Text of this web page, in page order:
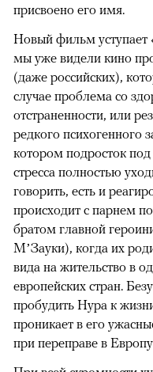
присвоено его имя.
Новый фильм уступает
мы уже видели кино
(даже российских),
случае проблема со
отстраненности, или
редкого психогенного
котором подросток
стресса полностью
говорить, есть и
происходит с парнем
братом главной
М’Зауки), когда их
вида на жительство в
европейских стран.
пробудить Нура к
проникает в его
при переправе в